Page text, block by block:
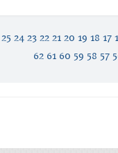
17
18
19
20
21
22
23
24
25
57
58
59
60
61
62